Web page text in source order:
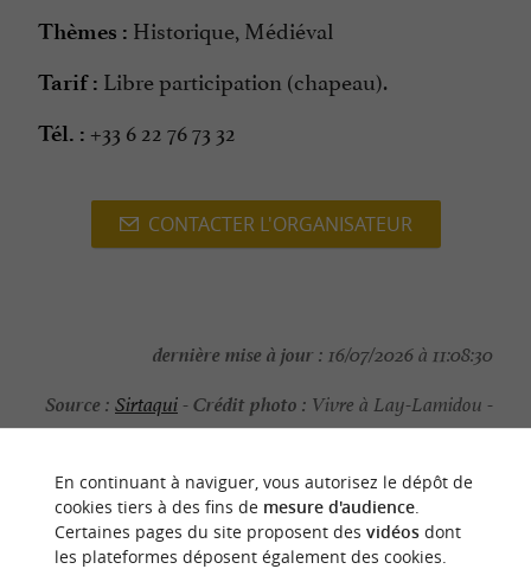
Thèmes : Historique, Médiéval
Tarif : Libre participation (chapeau).
Tél. : +33 6 22 76 73 32
CONTACTER L'ORGANISATEUR
dernière mise à jour : 16/07/2026 à 11:08:30
Source : Sirtaqui-Crédit photo : Vivre à Lay-Lamidou -
En continuant à naviguer, vous autorisez le dépôt de
cookies tiers à des fins de mesure d'audience.
Certaines pages du site proposent des vidéosdont
les plateformes déposent également des cookies.